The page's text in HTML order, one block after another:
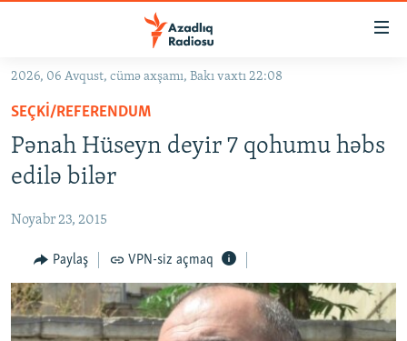
Əsas
qayıt
Əsas
naviqasiyaya
qayıt
Axtarışa
GÜNDƏM
#İZAHLA
KORRUPSIOMETR
FƏRQƏ BAX
QANUNI DOĞRU
ARAŞDIRMA
MULTIMEDIA
2026, 06 Avqust, cümə axşamı, Bakı vaxtı 22:08
SEÇKI/REFERENDUM
Pənah Hüseyn deyir 7 qohumu həbs
edilə bilər
Noyabr 23, 2015
Paylaş VPN-siz açmaq